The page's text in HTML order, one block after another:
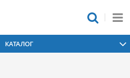
КАТАЛОГ